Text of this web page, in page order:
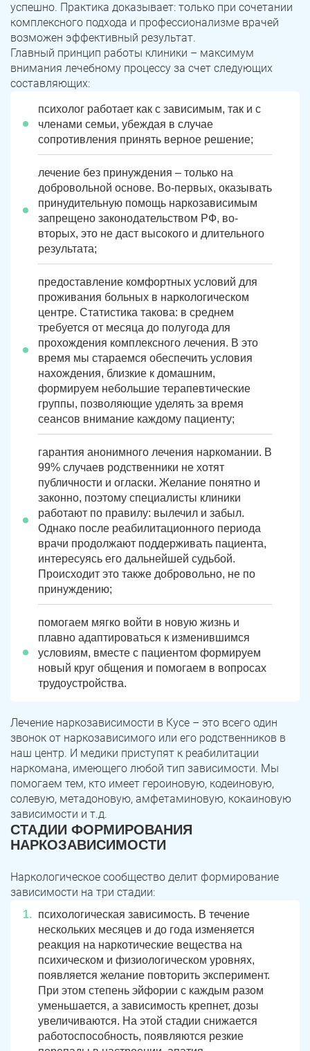
успешно. Практика доказывает: только при сочетании
комплексного подхода и профессионализме врачей
возможен эффективный результат.
Главный принцип работы клиники – максимум
внимания лечебному процессу за счет следующих
составляющих:
психолог работает как с зависимым, так и с
членами семьи, убеждая в случае
сопротивления принять верное решение;
лечение без принуждения – только на
добровольной основе. Во-первых, оказывать
принудительную помощь наркозависимым
запрещено законодательством РФ, во-
вторых, это не даст высокого и длительного
результата;
предоставление комфортных условий для
проживания больных в наркологическом
центре. Статистика такова: в среднем
требуется от месяца до полугода для
прохождения комплексного лечения. В это
время мы стараемся обеспечить условия
нахождения, близкие к домашним,
формируем небольшие терапевтические
группы, позволяющие уделять за время
сеансов внимание каждому пациенту;
гарантия анонимного лечения наркомании. В
99% случаев родственники не хотят
публичности и огласки. Желание понятно и
законно, поэтому специалисты клиники
работают по правилу: вылечил и забыл.
Однако после реабилитационного периода
врачи продолжают поддерживать пациента,
интересуясь его дальнейшей судьбой.
Происходит это также добровольно, не по
принуждению;
помогаем мягко войти в новую жизнь и
плавно адаптироваться к изменившимся
условиям, вместе с пациентом формируем
новый круг общения и помогаем в вопросах
трудоустройства.
Лечение наркозависимости в Кусе – это всего один
звонок от наркозависимого или его родственников в
наш центр. И медики приступят к реабилитации
наркомана, имеющего любой тип зависимости. Мы
помогаем тем, кто имеет героиновую, кодеиновую,
солевую, метадоновую, амфетаминовую, кокаиновую
зависимости и т.д.
СТАДИИ ФОРМИРОВАНИЯ
НАРКОЗАВИСИМОСТИ
Наркологическое сообщество делит формирование
зависимости на три стадии:
психологическая зависимость. В течение
нескольких месяцев и до года изменяется
реакция на наркотические вещества на
психическом и физиологическом уровнях,
появляется желание повторить эксперимент.
При этом степень эйфории с каждым разом
уменьшается, а зависимость крепнет, дозы
увеличиваются. На этой стадии снижается
работоспособность, появляются резкие